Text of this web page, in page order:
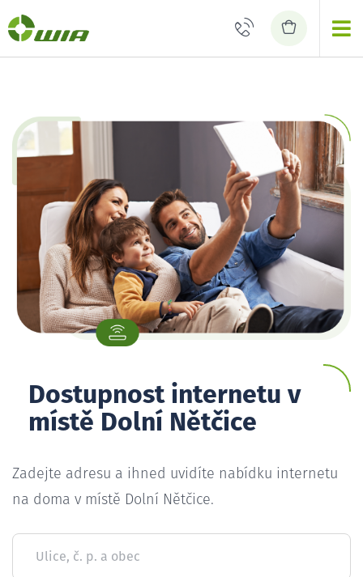
Dostupnost internetu v
místě Dolní Nětčice
Zadejte adresu a ihned uvidíte nabídku internetu
na doma v místě Dolní Nětčice.
Ulice, č. p. a obec